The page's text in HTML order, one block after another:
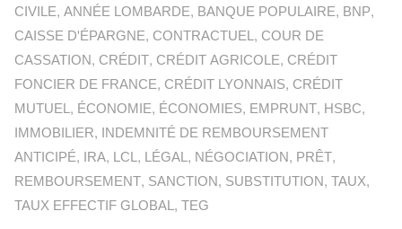
CIVILE,ANNÉE LOMBARDE, BANQUE POPULAIRE, BNP,
CAISSE D'ÉPARGNE, CONTRACTUEL, COUR DE
CASSATION, CRÉDIT, CRÉDIT AGRICOLE, CRÉDIT
FONCIER DE FRANCE, CRÉDIT LYONNAIS, CRÉDIT
MUTUEL, ÉCONOMIE, ÉCONOMIES, EMPRUNT, HSBC,
IMMOBILIER, INDEMNITÉ DE REMBOURSEMENT
ANTICIPÉ, IRA, LCL, LÉGAL, NÉGOCIATION, PRÊT,
REMBOURSEMENT, SANCTION, SUBSTITUTION,TAUX,
TAUX EFFECTIF GLOBAL,TEG